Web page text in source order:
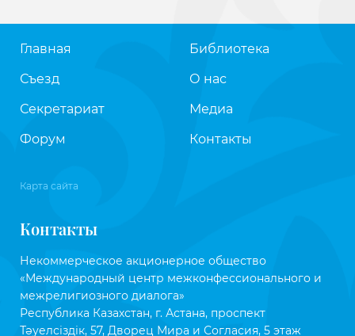
Главная
Съезд
Секретариат
Форум
Библиотека
О нас
Медиа
Контакты
Карта сайта
Контакты
Некоммерческое акционерное общество
«Международный центр межконфессионального и
межрелигиозного диалога»
Республика Казахстан, г. Астана, проспект
Тәуелсіздік, 57, Дворец Мира и Согласия, 5 этаж